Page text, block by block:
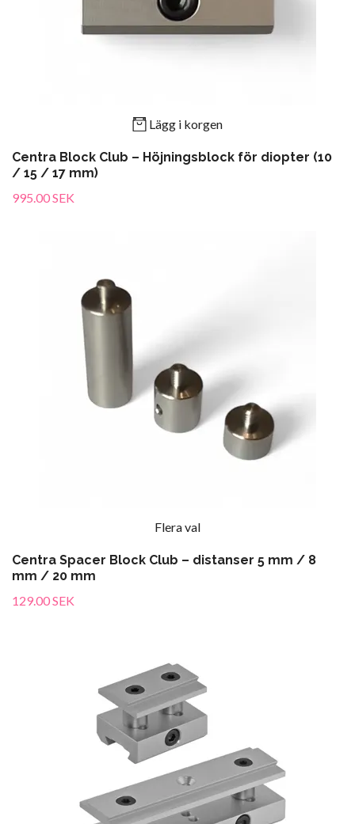
Lägg i korgen
Centra Block Club – Höjningsblock för diopter (10
/ 15 / 17 mm)
995.00 SEK
Flera val
Centra Spacer Block Club – distanser 5 mm / 8
mm / 20 mm
129.00 SEK